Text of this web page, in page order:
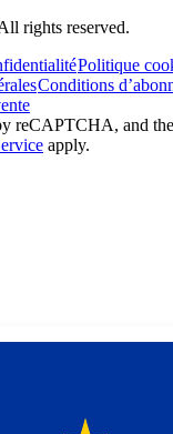
rights reserved.
Politique
Conditions
reCAPTCHA, and
apply.